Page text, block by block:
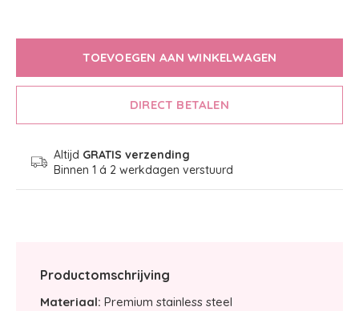
TOEVOEGEN AAN WINKELWAGEN
DIRECT BETALEN
Altijd GRATIS verzending
Binnen 1 á 2 werkdagen verstuurd
Productomschrijving
Materiaal: Premium stainless steel